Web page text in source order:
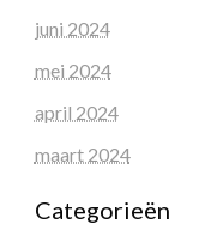
juni 2024
mei 2024
april 2024
maart 2024
Categorieën